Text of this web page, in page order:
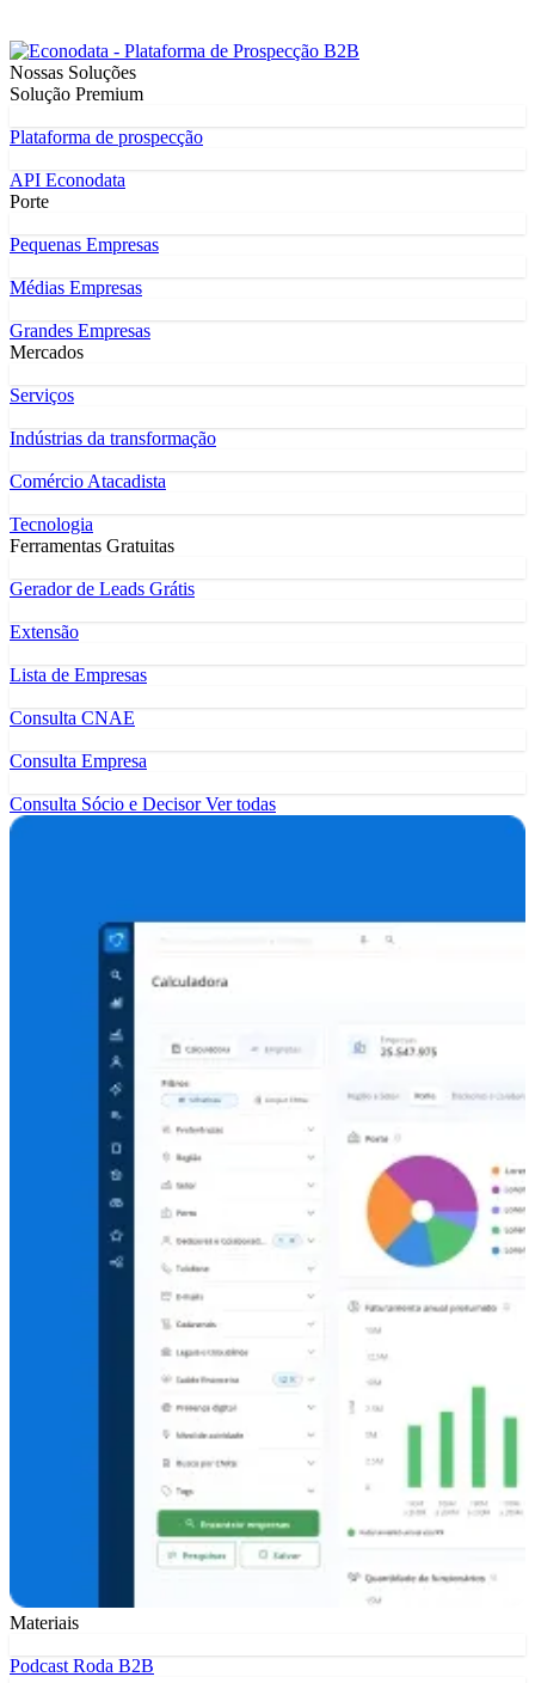
Nossas Soluções
Solução Premium
Plataforma de prospecção
API Econodata
Porte
Pequenas Empresas
Médias Empresas
Grandes Empresas
Mercados
Serviços
Indústrias da transformação
Comércio Atacadista
Tecnologia
Ferramentas Gratuitas
Gerador de Leads Grátis
Extensão
Lista de Empresas
Consulta CNAE
Consulta Empresa
Consulta Sócio e DecisorVer todas
Materiais
Podcast Roda B2B